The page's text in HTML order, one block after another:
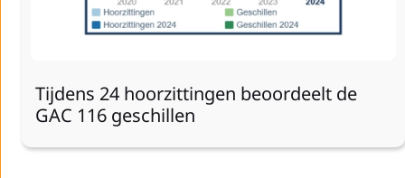
Tijdens 24 hoorzittingen beoordeelt de
GAC 116 geschillen